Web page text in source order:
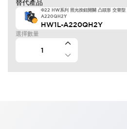
替代產品
Φ22 HW系列 照光按鈕開關 凸頭形 交替
A220QH2Y
HW1L-A220QH2Y
選擇數量